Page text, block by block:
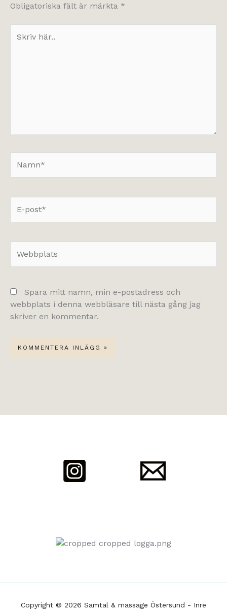
Obligatoriska fält är märkta *
här..
post*
Spara mitt namn, min e-postadress och
webbplats i denna webbläsare till nästa gång jag
skriver en kommentar.
Copyright © 2026 Samtal & massage Östersund - Inre